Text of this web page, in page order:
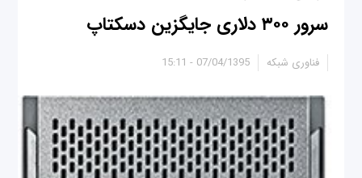
سرور ۳۰۰ دلاری جایگزین دسکتاپ
07/04/1395 - 15:11 فناوری شبکه